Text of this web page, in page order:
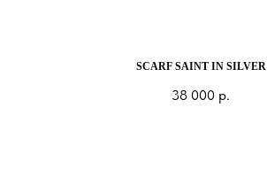
SCARF SAINT IN SILVER
38 000 р.